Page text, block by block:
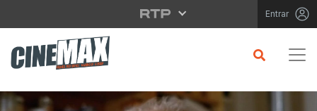
Saltar para o conteúdo principal Entrar